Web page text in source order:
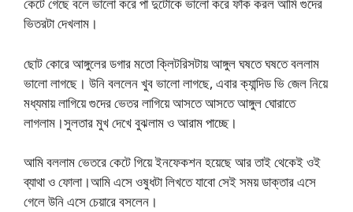
কেটে গেছে বলে ভালো করে পা দুটোকে ভালো করে ফাঁক করল আমি গুদের
ভিতরটা দেখলাম।
ছোট কোরে আঙ্গুলের ডগার মতো ক্লিটরিসটায় আঙ্গুল ঘষতে ঘষতে বললাম
ভালো লাগছে। উনি বললেন খুব ভালো লাগছে, এবার ক্যান্দিড ভি জেল নিয়ে
মধ্যমায় লাগিয়ে গুদের ভেতর লাগিয়ে আসতে আসতে আঙ্গুল ঘোরাতে
লাগলাম।সুলতার মুখ দেখে বুঝলাম ও আরাম পাচ্ছে।
আমি বললাম ভেতরে কেটে গিয়ে ইনফেকশন হয়েছে আর তাই থেকেই ওই
ব্যাথা ও ফোলা।আমি এসে ওষুধটা লিখতে যাবো সেই সময় ডাক্তার এসে
গেলে উনি এসে চেয়ারে বসলেন।